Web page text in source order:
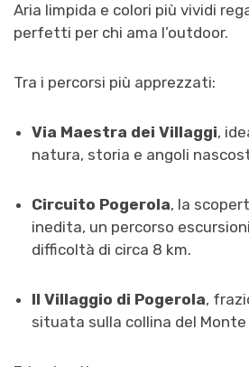
Aria limpida e colori più vividi
perfetti per chi ama l’outdoor.
Tra i percorsi più apprezzati:
Via Maestra dei Villaggi,
natura, storia e angoli
Circuito Pogerola, la
inedita, un percorso
difficoltà di circa 8 km.
Il Villaggio di Pogerola,
situata sulla collina del Monte